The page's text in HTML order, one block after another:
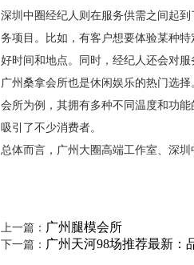
深圳中圈经纪人则在服务供需之间起
务项目。比如，有客户想要体验某种
好时间和地点。同时，经纪人还会对
广州桑拿会所也是休闲娱乐的热门选
会所为例，其拥有多种不同温度和功
吸引了不少消费者。
总体而言，广州大圈高端工作室、深
上一篇： 广州腿模会所
下一篇： 广州天河98场推荐最新：